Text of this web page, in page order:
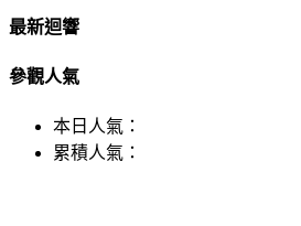
最新迴響
參觀人氣
本日人氣：
累積人氣：